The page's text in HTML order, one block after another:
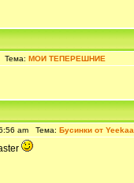
Тема: МОИ ТЕПЕРЕШНИЕ
am Тема: Бусинки от Yeekaa